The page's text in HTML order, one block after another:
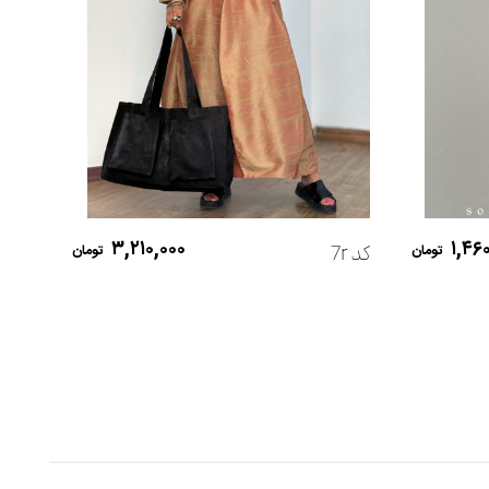
تومان کد 7r ۳,۲۱۰,۰۰۰ تومان